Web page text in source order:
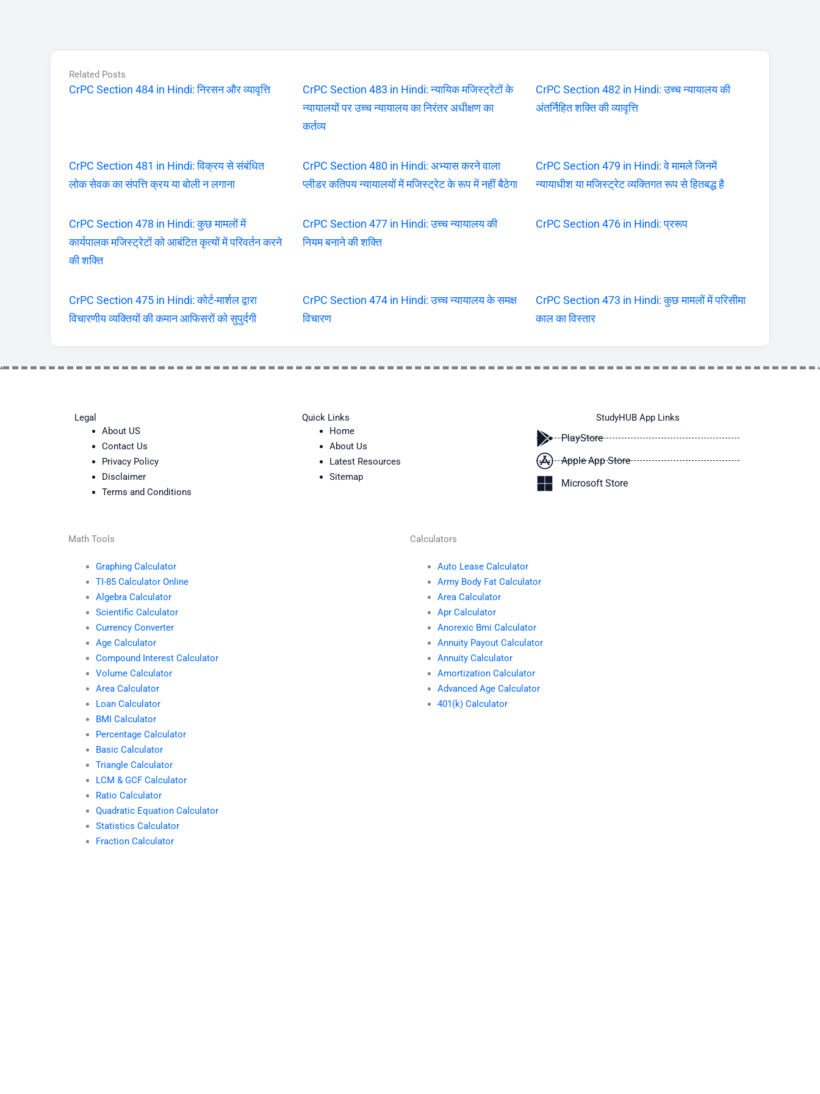
Related Posts
CrPC Section 484 in Hindi: निरसन और व्यावृत्ति
CrPC Section 483 in Hindi: न्यायिक मजिस्ट्रेटों के
न्यायालयों पर उच्च न्यायालय का निरंतर अधीक्षण का
कर्तव्य
CrPC Section 482 in Hindi: उच्च न्यायालय की
अंतर्निहित शक्ति की व्यावृत्ति
CrPC Section 481 in Hindi: विक्रय से संबंधित
लोक सेवक का संपत्ति क्रय या बोली न लगाना
CrPC Section 480 in Hindi: अभ्यास करने वाला
प्लीडर कतिपय न्यायालयों में मजिस्ट्रेट के रूप में नहीं बैठेगा
CrPC Section 479 in Hindi: वे मामले जिनमें
न्यायाधीश या मजिस्ट्रेट व्यक्तिगत रूप से हितबद्ध है
CrPC Section 478 in Hindi: कुछ मामलों में
कार्यपालक मजिस्ट्रेटों को आबंटित कृत्यों में परिवर्तन करने
की शक्ति
CrPC Section 477 in Hindi: उच्च न्यायालय की
नियम बनाने की शक्ति
CrPC Section 476 in Hindi: प्ररूप
CrPC Section 475 in Hindi: कोर्ट-मार्शल द्वारा
विचारणीय व्यक्तियों की कमान आफिसरों को सुपुर्दगी
CrPC Section 474 in Hindi: उच्च न्यायालय के समक्ष
विचारण
CrPC Section 473 in Hindi: कुछ मामलों में परिसीमा
काल का विस्तार
Legal
About US
Contact Us
Privacy Policy
Disclaimer
Terms and Conditions
Quick Links
Home
About Us
Latest Resources
Sitemap
StudyHUB App Links
PlayStore
Apple App Store
Microsoft Store
Math Tools
Graphing Calculator
TI-85 Calculator Online
Algebra Calculator
Scientific Calculator
Currency Converter
Age Calculator
Compound Interest Calculator
Volume Calculator
Area Calculator
Loan Calculator
BMI Calculator
Percentage Calculator
Basic Calculator
Triangle Calculator
LCM & GCF Calculator
Ratio Calculator
Quadratic Equation Calculator
Statistics Calculator
Fraction Calculator
Calculators
Auto Lease Calculator
Army Body Fat Calculator
Area Calculator
Apr Calculator
Anorexic Bmi Calculator
Annuity Payout Calculator
Annuity Calculator
Amortization Calculator
Advanced Age Calculator
401(k) Calculator